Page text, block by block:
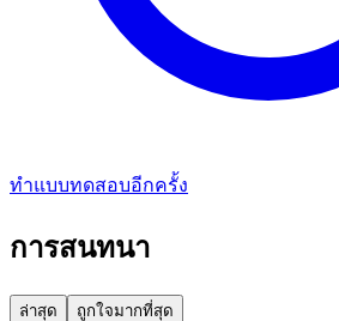
ทำแบบทดสอบอีกครั้ง
การสนทนา
ล่าสุด ถูกใจมากที่สุด